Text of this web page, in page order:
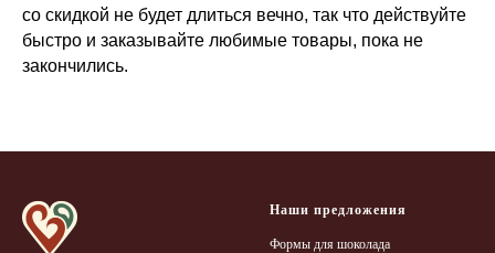
со скидкой не будет длиться вечно, так что действуйте
быстро и заказывайте любимые товары, пока не
закончились.
Наши предложения
Формы для шоколада